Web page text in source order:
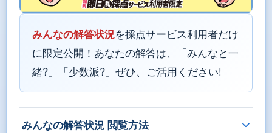
みんなの解答状況を採点サービス利用者だけ
に限定公開！あなたの解答は、「みんなと一
緒?」「少数派?」ぜひ、ご活用ください!
みんなの解答状況 閲覧方法